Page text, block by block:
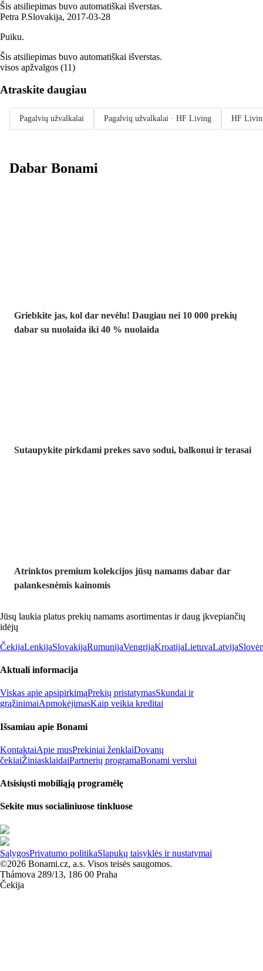
Šis atsiliepimas buvo automatiškai išverstas.
Petra P.Slovakija, 2017‑03‑28
Puiku.
Šis atsiliepimas buvo automatiškai išverstas.
visos apžvalgos (11)
Atraskite daugiau
Pagalvių užvalkalai Pagalvių užvalkalai · HF Living HF
Dabar Bonami
Griebkite jas, kol dar nevėlu! Daugiau nei 10 000 prekių
dabar su nuolaida iki 40 % nuolaida
Sutaupykite pirkdami prekes savo sodui, balkonui ir terasai
Atrinktos premium kolekcijos jūsų namams dabar dar
palankesnėmis kainomis
Jūsų laukia platus prekių namams asortimentas ir daug įkvepiančių
idėjų
ČekijaLenkijaSlovakijaRumunijaVengrijaKroatijaLietuvaLatvija
Aktuali informacija
Viskas apie apsipirkimąPrekių pristatymasSkundai ir
grąžinimaiApmokėjimasKaip veikia kreditai
Išsamiau apie Bonami
KontaktaiApie musPrekiniai ženklaiDovanų
čekiaiŽiniasklaidaiPartnerių programaBonami verslui
Atsisiųsti mobiliąją programėlę
Sekite mus socialiniuose tinkluose
SąlygosPrivatumo politikaSlapukų taisyklės ir nustatymai
©2026 Bonami.cz, a.s. Visos teisės saugomos.
Thámova 289/13, 186 00 Praha
Čekija